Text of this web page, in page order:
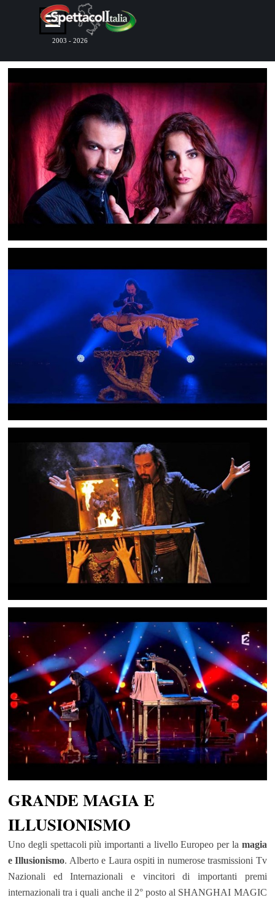
Vai ai contenuti
Salta menù
2003 - 2026
GRANDE MAGIA E
ILLUSIONISMO
Uno degli spettacoli più importanti a livello Europeo per la magia
e Illusionismo. Alberto e Laura ospiti in numerose trasmissioni Tv
Nazionali ed Internazionali e vincitori di importanti premi
internazionali tra i quali anche il 2° posto al SHANGHAI MAGIC